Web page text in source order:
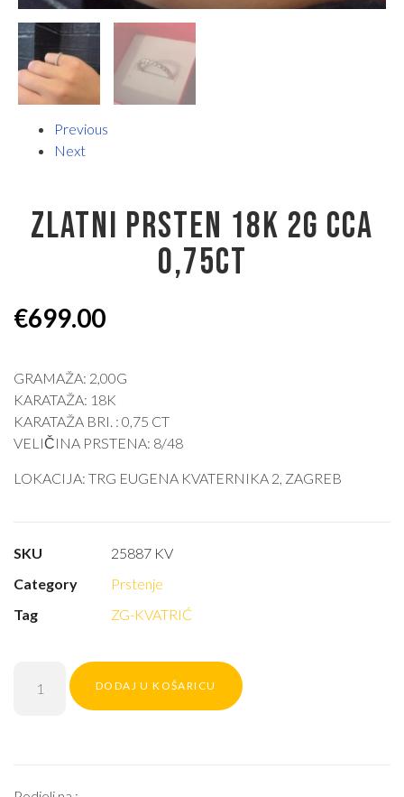
Previous
Next
ZLATNI PRSTEN 18K 2G CCA
0,75CT
€699.00
GRAMAŽA: 2,00G
KARATAŽA: 18K
KARATAŽA BRI. : 0,75 CT
VELIČINA PRSTENA: 8/48
LOKACIJA: TRG EUGENA KVATERNIKA 2, ZAGREB
SKU
25887 KV
Category
Prstenje
Tag
ZG-KVATRIĆ
DODAJ U KOŠARICU